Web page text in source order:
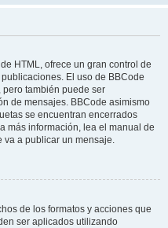
HTML, ofrece un gran control de
El uso de BBCode
también puede ser
de mensajes. BBCode asimismo
se encuentran encerrados
más información, lea el manual de
va a publicar un mensaje.
de los formatos y acciones que
ser aplicados utilizando